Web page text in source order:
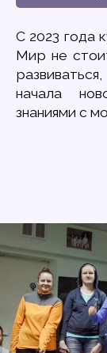
С 2023 года
Мир не
начала
знаниями с